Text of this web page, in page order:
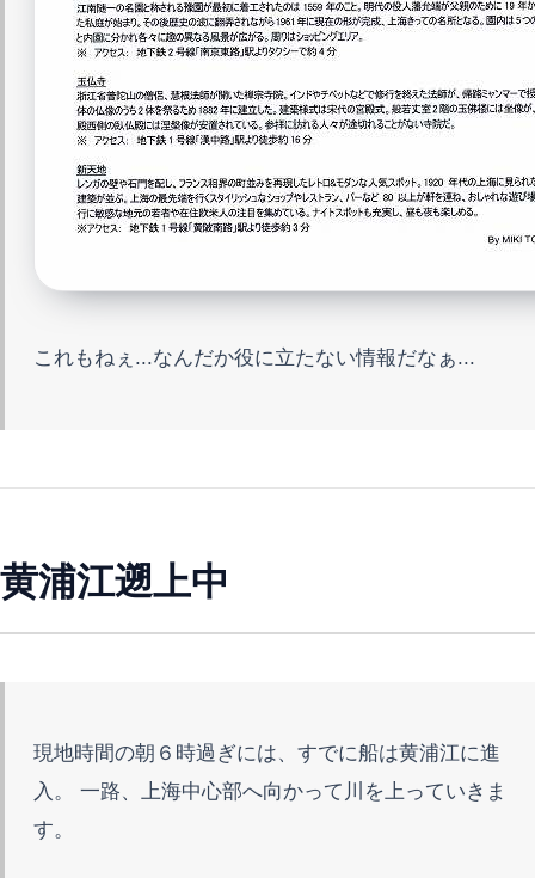
これもねぇ...なんだか役に立たない情報だなぁ...
黄浦江遡上中
現地時間の朝６時過ぎには、すでに船は黄浦江に進
入。 一路、上海中心部へ向かって川を上っていきま
す。